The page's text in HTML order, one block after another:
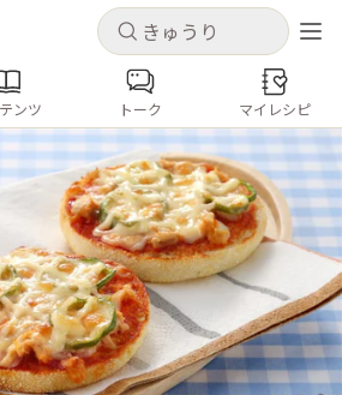
キャンセル
するとレシピを保存できます
新規登録
キャンセル
コンテンツ
す トマト
とうもろこし
ょうが ゴーヤ
ンツ トーク マイレシピ